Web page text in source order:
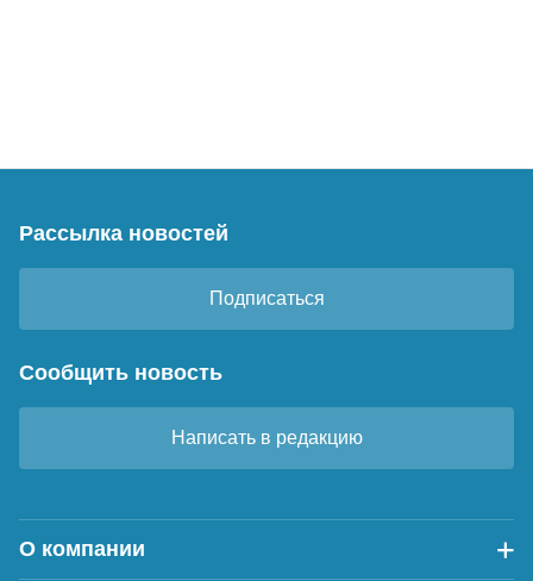
Рассылка новостей
Подписаться
Сообщить новость
Написать в редакцию
О компании